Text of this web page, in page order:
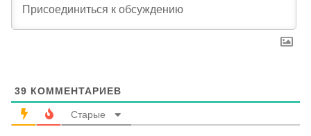
39 КОММЕНТАРИЕВ
Старые